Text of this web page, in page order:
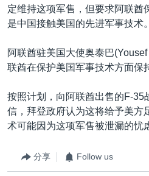
定维持这项军售，但要求阿联酋
是中国接触美国的先进军事技术。
阿联酋驻美国大使奥泰巴
联酋在保护美国军事技术方面保
按照计划，向阿联酋出售的F-35
信，拜登政府认为这将给予美方
术可能因为这项军售被泄漏的忧
分享 Follow us